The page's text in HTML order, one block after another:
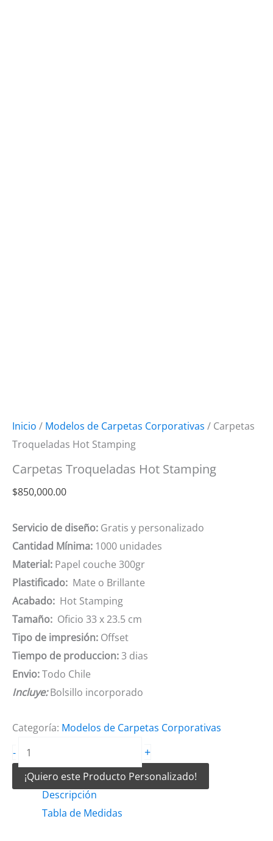
Inicio / Modelos de Carpetas Corporativas / Carpetas
Troqueladas Hot Stamping
Carpetas Troqueladas Hot Stamping
$850,000.00
Servicio de diseño: Gratis y personalizado
Cantidad Mínima: 1000 unidades
Material: Papel couche 300gr
Plastificado: Mate o Brillante
Acabado: Hot Stamping
Tamaño: Oficio 33 x 23.5 cm
Tipo de impresión: Offset
Tiempo de produccion:3 dias
Envio:Todo Chile
Incluye:Bolsillo incorporado
Categoría: Modelos de Carpetas Corporativas
-
Troqueladas
Hot
Stamping
cantidad
+
¡Quiero este Producto Personalizado!
Descripción
Tabla de Medidas